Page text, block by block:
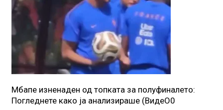
Mбапе изненаден од топката за полуфиналето:
Погледнете како ја анализираше (ВидеО0